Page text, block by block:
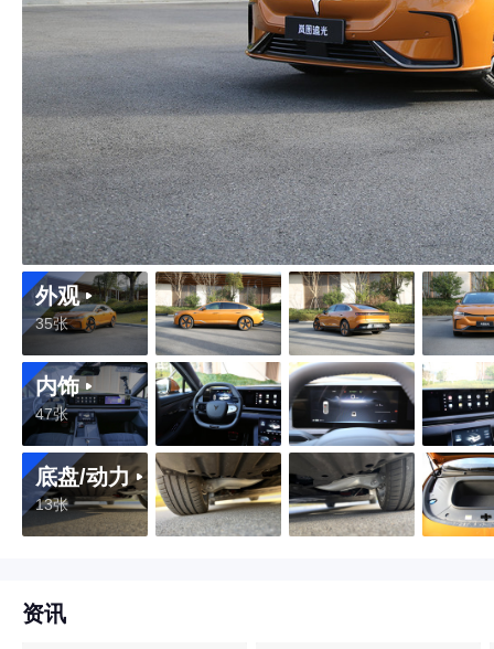
外观
35张
内饰
47张
底盘/动力
13张
资讯